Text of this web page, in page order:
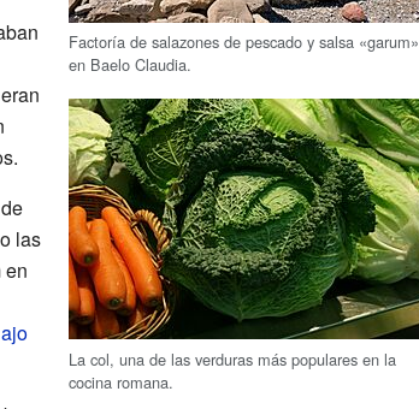
Factoría de salazones de pescado y salsa «garum»
en Baelo Claudia.
La col, una de las verduras más populares en la
cocina romana.
las
en
ajo